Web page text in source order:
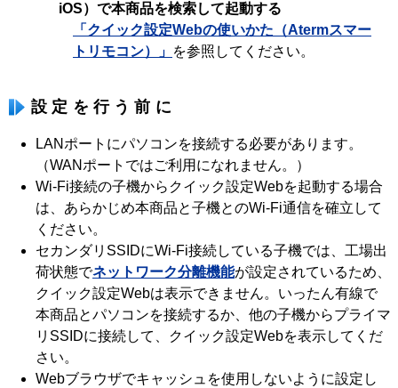
iOS）で本商品を検索して起動する
「クイック設定Webの使いかた（Atermスマー
トリモコン）」 を参照してください。
設定を行う前に
LANポートにパソコンを接続する必要があります。
（WANポートではご利用になれません。）
Wi-Fi接続の子機からクイック設定Webを起動する場合
は、あらかじめ本商品と子機とのWi-Fi通信を確立して
ください。
セカンダリSSIDにWi-Fi接続している子機では、工場出
荷状態でネットワーク分離機能が設定されているため、
クイック設定Webは表示できません。いったん有線で
本商品とパソコンを接続するか、他の子機からプライマ
リSSIDに接続して、クイック設定Webを表示してくだ
さい。
Webブラウザでキャッシュを使用しないように設定し